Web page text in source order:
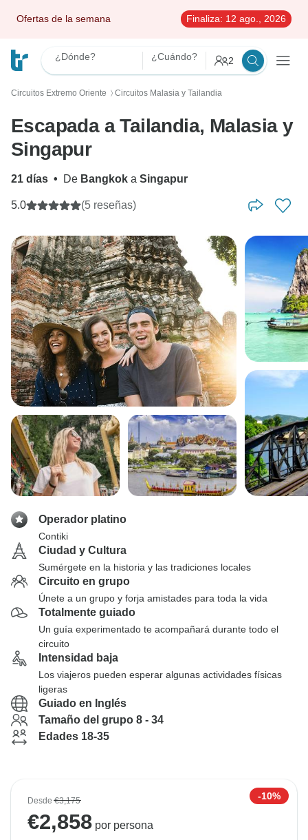
Ofertas de la semana Finaliza: 12 ago., 2026
¿Dónde? ¿Cuándo? 2
Circuitos Extremo Oriente 〉 Circuitos Malasia y Tailandia
Escapada a Tailandia, Malasia y
Singapur
21 días • De Bangkok a Singapur
5.0 (5 reseñas)
Operador platino
Contiki
Ciudad y Cultura
Sumérgete en la historia y las tradiciones locales
Circuito en grupo
Únete a un grupo y forja amistades para toda la vida
Totalmente guiado
Un guía experimentado te acompañará durante todo el
circuito
Intensidad baja
Los viajeros pueden esperar algunas actividades físicas
ligeras
Guiado en Inglés
Tamaño del grupo 8 - 34
Edades 18-35
Desde€3,175 -10%
€2,858 por persona